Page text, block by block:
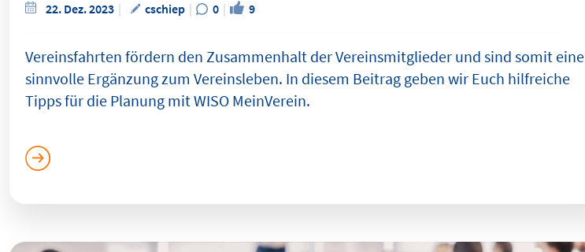
22. Dez. 2023 cschiep 0 9
Vereinsfahrten fördern den Zusammenhalt der Vereinsmitglieder und sind somit eine
sinnvolle Ergänzung zum Vereinsleben. In diesem Beitrag geben wir Euch hilfreiche
Tipps für die Planung mit WISO MeinVerein.